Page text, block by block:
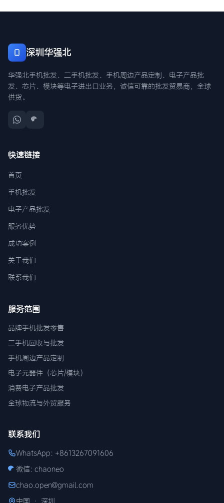
深圳华强北
华强北手机批发、二手机批发、手机周边产品定制、电子产品批
发、芯片、模块等电子进出口业务，诚信可靠的批发贸易商，全球
供货。
快速链接
首页
手机批发
电子产品批发
服务优势
成功案例
关于我们
联系我们
服务范围
品牌手机批发零售
二手机回收与批发
手机周边产品定制
电子元器件（芯片/模块）
消费电子产品批发
全球物流与外贸服务
联系我们
WhatsApp: +8613267091606
微信: chaoneo
chao.open@gmail.com
中国 · 深圳